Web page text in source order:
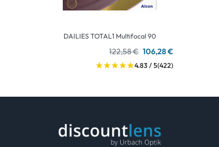
DAILIES TOTAL1 Multifocal 90
122,58 € 106,28 €
4.83 / 5(422)